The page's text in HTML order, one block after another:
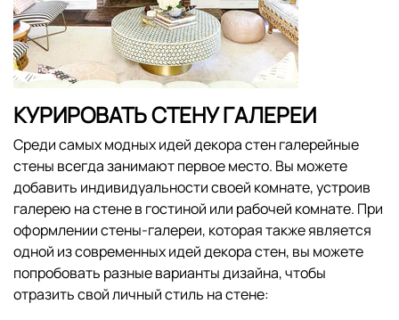
КУРИРОВАТЬ СТЕНУ ГАЛЕРЕИ
Среди самых модных идей декора стен галерейные
стены всегда занимают первое место. Вы можете
добавить индивидуальности своей комнате, устроив
галерею на стене в гостиной или рабочей комнате. При
оформлении стены-галереи, которая также является
одной из современных идей декора стен, вы можете
попробовать разные варианты дизайна, чтобы
отразить свой личный стиль на стене: